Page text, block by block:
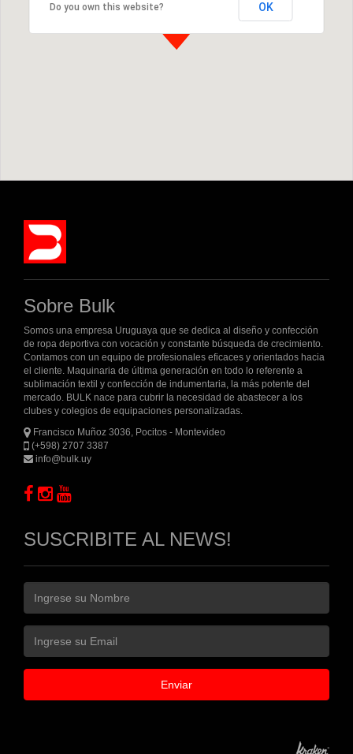
Do you own this website? OK
Sobre Bulk
Somos una empresa Uruguaya que se dedica al diseño y confección
de ropa deportiva con vocación y constante búsqueda de crecimiento.
Contamos con un equipo de profesionales eficaces y orientados hacia
el cliente. Maquinaria de última generación en todo lo referente a
sublimación textil y confección de indumentaria, la más potente del
mercado. BULK nace para cubrir la necesidad de abastecer a los
clubes y colegios de equipaciones personalizadas.
Francisco Muñoz 3036, Pocitos - Montevideo
(+598) 2707 3387
info@bulk.uy
SUSCRIBITE AL NEWS!